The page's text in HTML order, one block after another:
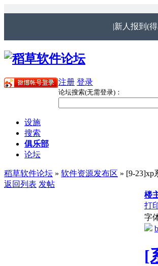
|新人报到(
注册 登录
论坛搜索(无需登录)：
设施
搜索
俱乐部
论坛
稻草软件论坛 » 软件资源发布区 » [9-23]xp
返回列表 发帖
楼
打
字
[